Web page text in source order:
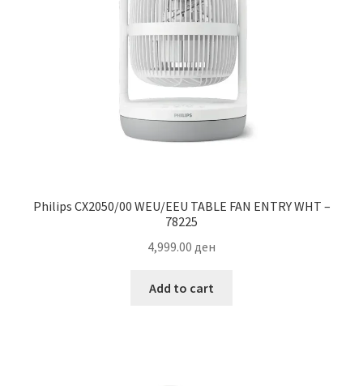
Philips CX2050/00 WEU/EEU TABLE FAN ENTRY WHT –
78225
4,999.00 ден
Add to cart